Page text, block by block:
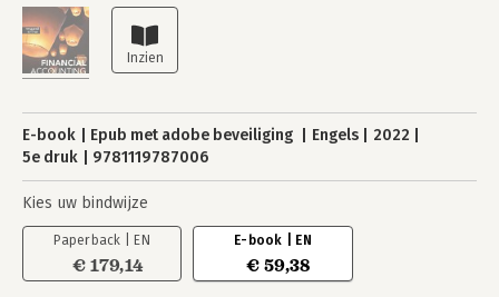
E-book Epub met adobe beveiliging Engels
2022
5e druk
9781119787006
Kies uw bindwijze
Paperback | EN
€ 179,14
E-book | EN
€ 59,38